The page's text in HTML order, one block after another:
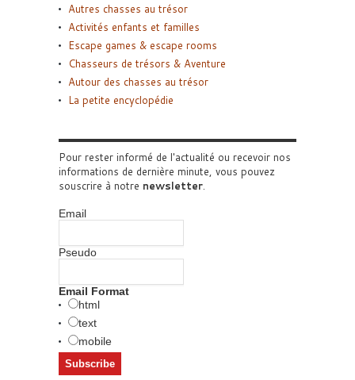
Autres chasses au trésor
Activités enfants et familles
Escape games & escape rooms
Chasseurs de trésors & Aventure
Autour des chasses au trésor
La petite encyclopédie
Pour rester informé de l'actualité ou recevoir nos
informations de dernière minute, vous pouvez
souscrire à notre newsletter.
Email
Pseudo
Email Format
html
text
mobile